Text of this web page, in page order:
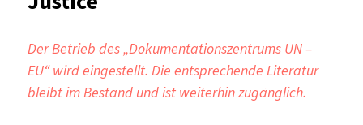
Der Betrieb des „Dokumentationszentrums UN –
EU“ wird eingestellt. Die entsprechende Literatur
bleibt im Bestand und ist weiterhin zugänglich.